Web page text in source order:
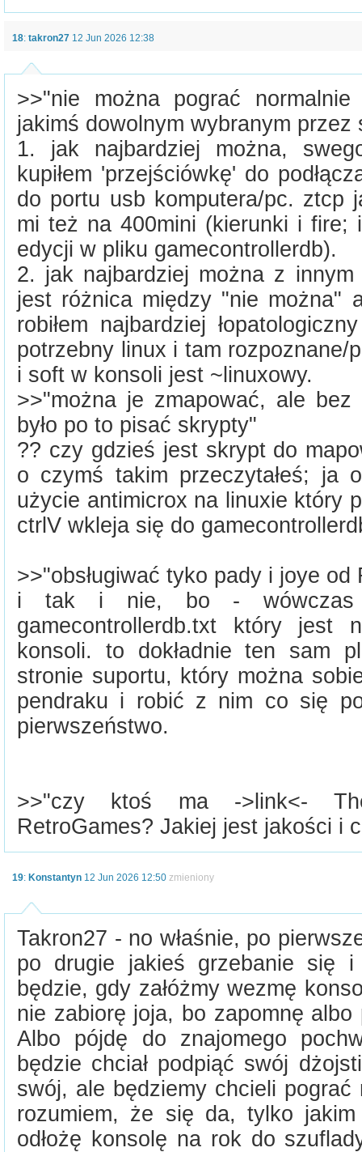
18: takron27 12 Jun 2026 12:38
>>"nie można pograć
jakimś dowolnym wybranym przez
1. jak najbardziej można,
kupiłem 'przejściówkę' do
do portu usb komputera/pc. ztcp
mi też na 400mini (kierunki i fire;
edycji w pliku gamecontrollerdb).
2. jak najbardziej można z
jest różnica między "nie można"
robiłem najbardziej
potrzebny linux i tam rozpoznane/
i soft w konsoli jest ~linuxowy.
>>"można je zmapować, ale
było po to pisać skrypty"
?? czy gdzieś jest skrypt do
o czymś takim przeczytałeś; ja
użycie antimicrox na linuxie który
ctrlV wkleja się do
>>"obsługiwać tyko pady i joye od
i tak i nie, bo - wówczas
gamecontrollerdb.txt który jest
konsoli. to dokładnie ten sam
stronie suportu, który można
pendraku i robić z nim co się
pierwszeństwo.
>>"czy ktoś ma ->link<-
RetroGames? Jakiej jest jakości i
19: Konstantyn 12 Jun 2026 12:50 zmieniony
Takron27 - no właśnie, po
po drugie jakieś grzebanie się
będzie, gdy załóżmy wezmę
nie zabiorę joja, bo zapomnę
Albo pójdę do znajomego
będzie chciał podpiąć swój
swój, ale będziemy chcieli
rozumiem, że się da, tylko
odłożę konsolę na rok do